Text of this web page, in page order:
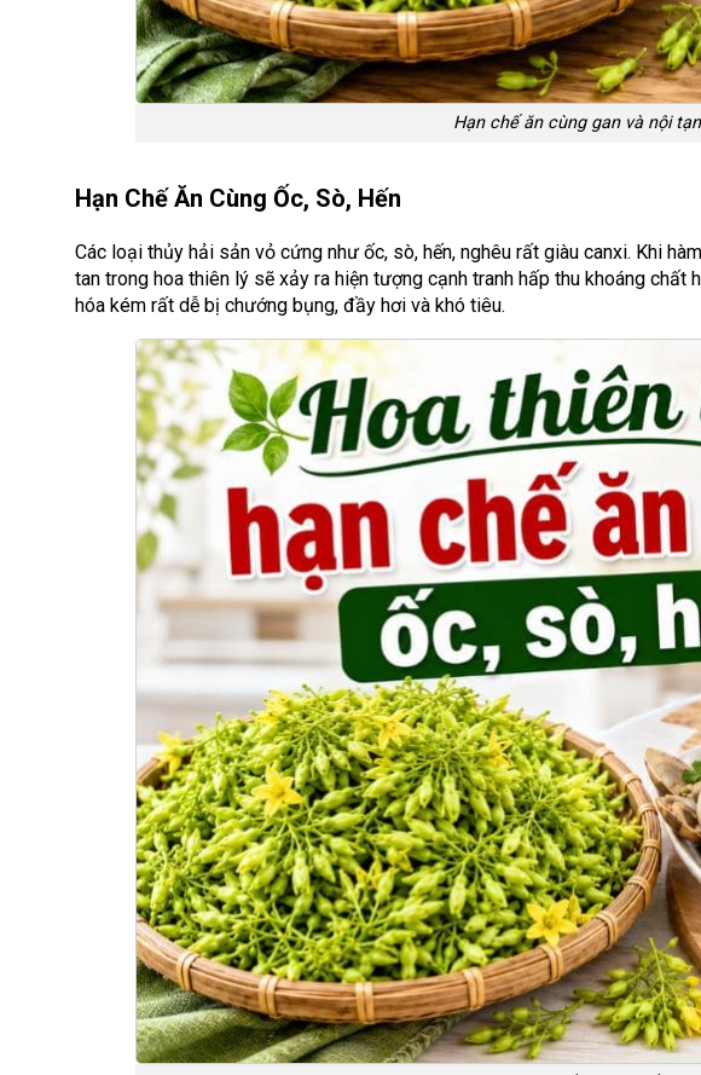
Hạn chế ăn cùng gan và nội
Hạn Chế Ăn Cùng Ốc, Sò, Hến
Các loại thủy hải sản vỏ cứng như ốc, sò, hến, nghêu rất giàu canxi. Khi
tan trong hoa thiên lý sẽ xảy ra hiện tượng cạnh tranh hấp thu khoáng
hóa kém rất dễ bị chướng bụng, đầy hơi và khó tiêu.